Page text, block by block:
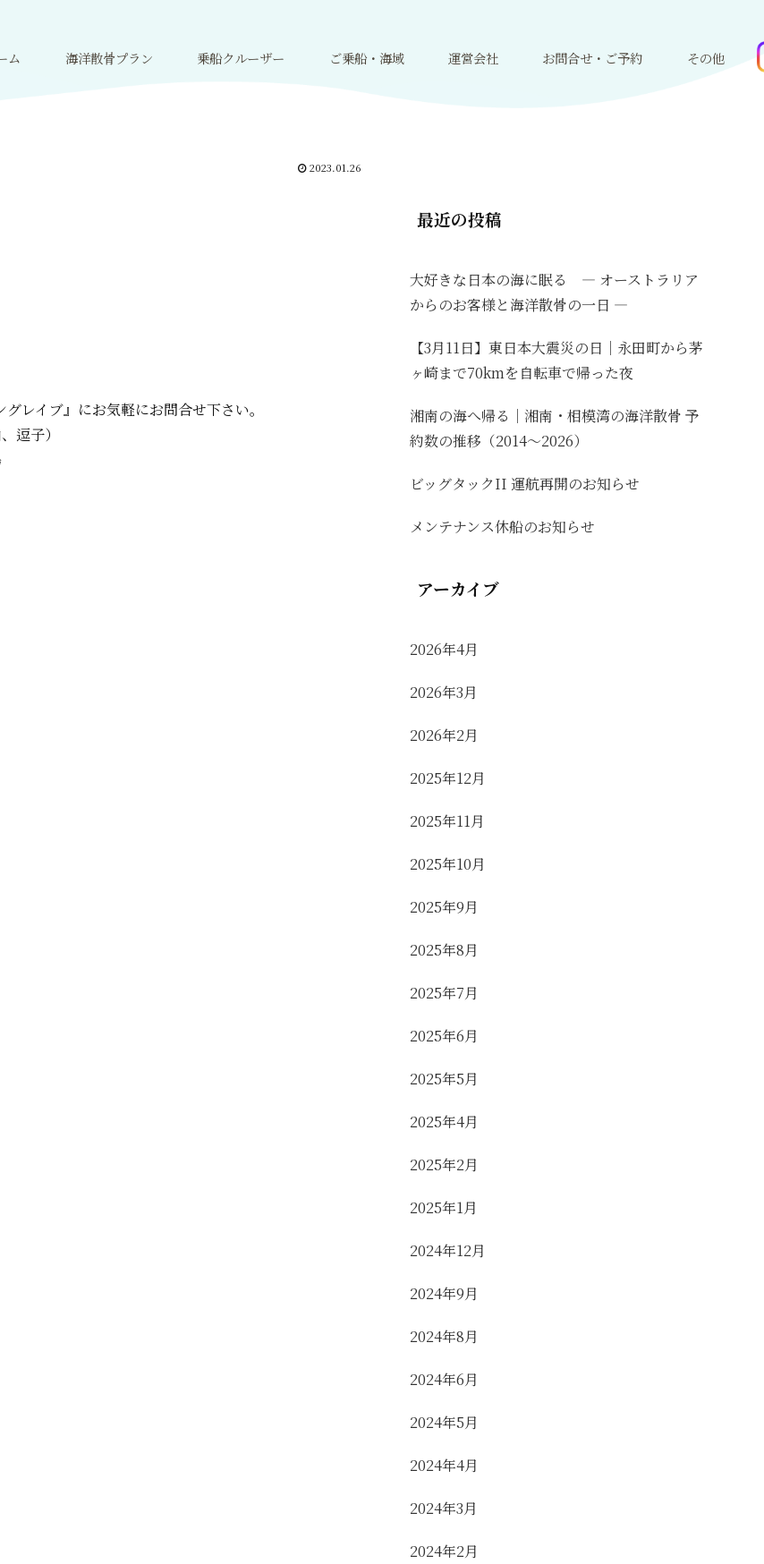
ム 海洋散骨プラン 乗船クルーザー ご乗船・海域 運営会社 お問合せ・ご予約 その他
2023.01.26
グレイブ』にお気軽にお問合せ下さい。
逗子）
最近の投稿
大好きな日本の海に眠る ― オーストラリア
からのお客様と海洋散骨の一日 ―
【3月11日】東日本大震災の日｜永田町から茅
ヶ崎まで70kmを自転車で帰った夜
湘南の海へ帰る｜湘南・相模湾の海洋散骨 予
約数の推移（2014〜2026）
ビッグタックII 運航再開のお知らせ
メンテナンス休船のお知らせ
アーカイブ
2026年4月
2026年3月
2026年2月
2025年12月
2025年11月
2025年10月
2025年9月
2025年8月
2025年7月
2025年6月
2025年5月
2025年4月
2025年2月
2025年1月
2024年12月
2024年9月
2024年8月
2024年6月
2024年5月
2024年4月
2024年3月
2024年2月